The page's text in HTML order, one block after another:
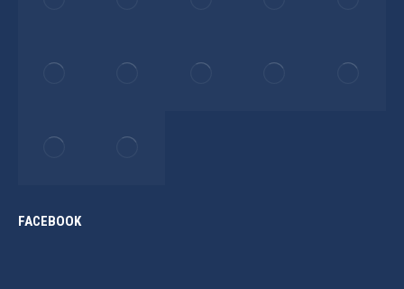
FACEBOOK